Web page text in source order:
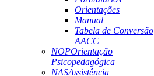
Orientações
Manual
Tabela de Conversão
AACC
NOPOrientação
Psicopedagógica
NASAssistência